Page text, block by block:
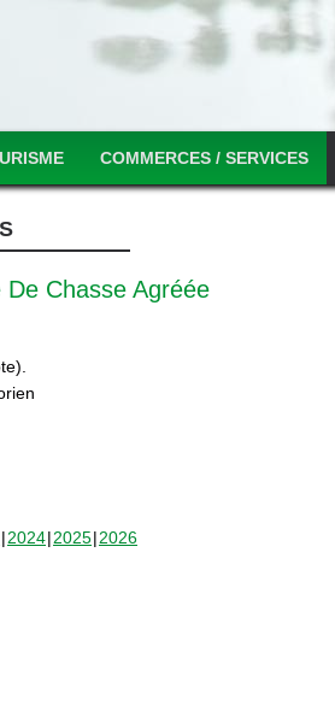
COMMERCES / SERVICES
Chasse Agréée
2024 2025 2026